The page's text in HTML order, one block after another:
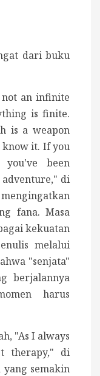
dari buku
an infinite
is finite.
is a weapon
it. If you
been
di
fana. Masa
kekuatan
melalui
"senjata"
berjalannya
harus
"As I always
therapy," di
yang semakin